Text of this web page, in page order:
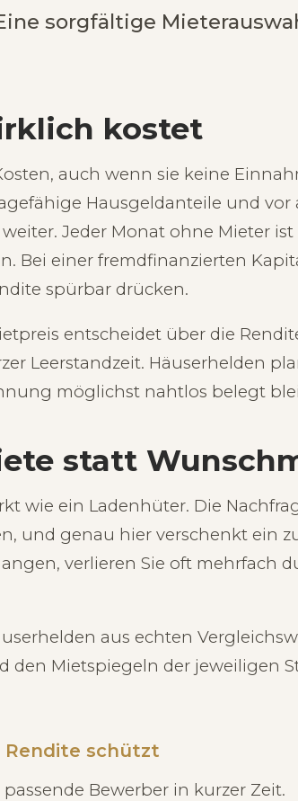
sorgfältige
kostet
auch wenn sie keine
Hausgeldanteile und vor
Jeder Monat ohne Mieter ist
Bei einer fremdfinanzierten
spürbar drücken.
entscheidet über die
Leerstandzeit. Häuserhelden
möglichst nahtlos belegt
statt
wie ein Ladenhüter. Die
und genau hier verschenkt ein
verlieren Sie oft mehrfach
aus echten
den Mietspiegeln der jeweiligen
Rendite schützt
Bewerber in kurzer Zeit.